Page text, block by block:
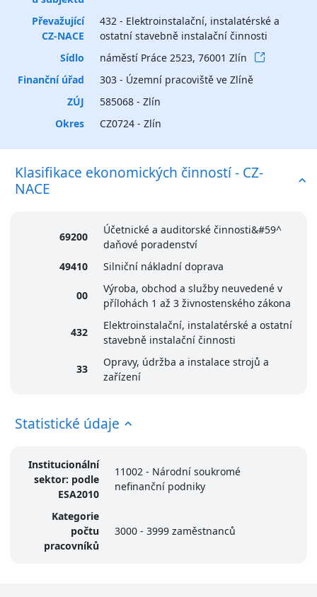
Převažující
CZ-NACE
432 - Elektroinstalační, instalatérské a
ostatní stavebně instalační činnosti
Sídlo
náměstí Práce 2523, 76001 Zlín
Finanční úřad
303 - Územní pracoviště ve Zlíně
ZÚJ
585068 - Zlín
Okres
CZ0724 - Zlín
Klasifikace ekonomických činností - CZ-
NACE
69200
Účetnické a auditorské činnosti&#59^
daňové poradenství
49410
Silniční nákladní doprava
00
Výroba, obchod a služby neuvedené v
přílohách 1 až 3 živnostenského zákona
432
Elektroinstalační, instalatérské a ostatní
stavebně instalační činnosti
33
Opravy, údržba a instalace strojů a
zařízení
Statistické údaje
Institucionální
sektor: podle
ESA2010
11002 - Národní soukromé
nefinanční podniky
Kategorie
počtu
pracovníků
3000 - 3999 zaměstnanců